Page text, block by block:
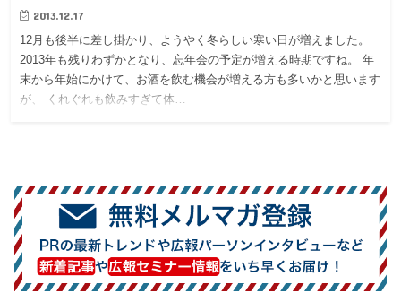
2013.12.17
12月も後半に差し掛かり、ようやく冬らしい寒い日が増えました。
2013年も残りわずかとなり、忘年会の予定が増える時期ですね。 年
末から年始にかけて、お酒を飲む機会が増える方も多いかと思います
が、 くれぐれも飲みすぎて体…